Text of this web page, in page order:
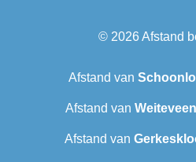
© 2026Afstand
Afstand van
Afstand van Weiteveen
Afstand van